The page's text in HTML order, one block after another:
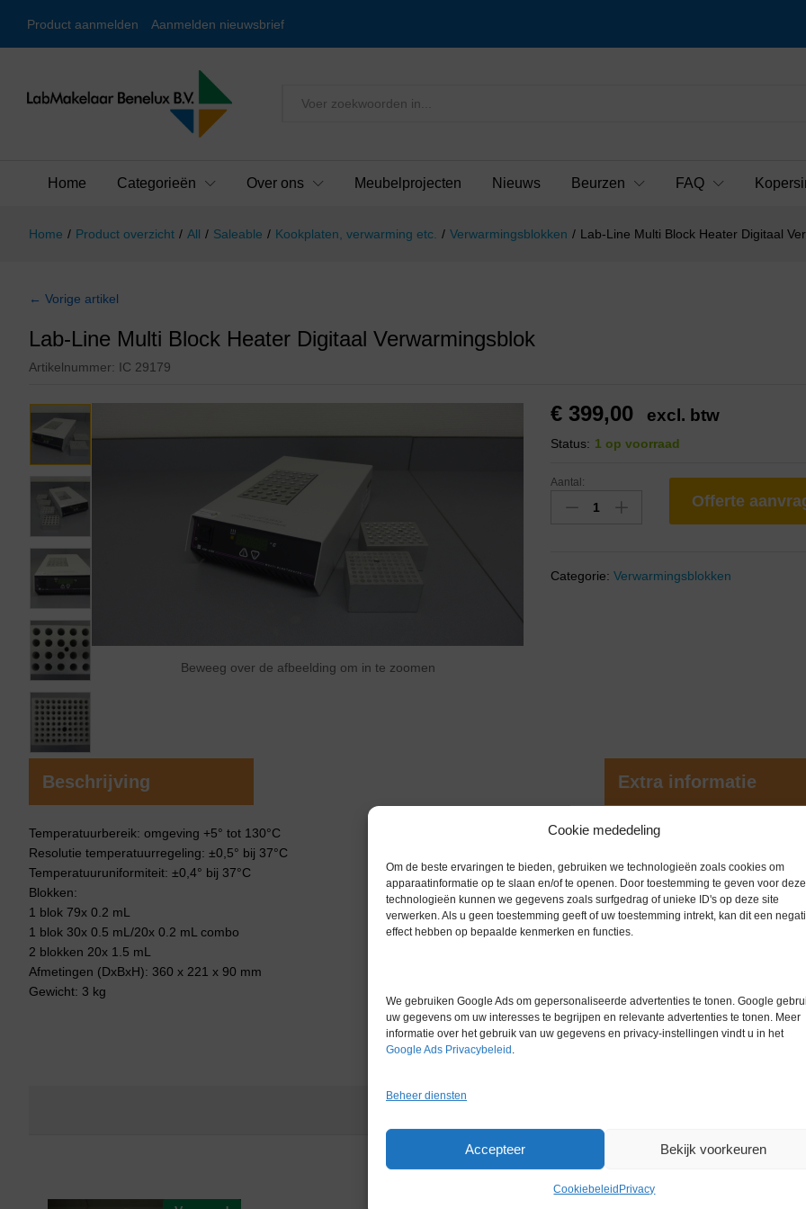
Cookie mededeling
Om de beste ervaringen te bieden, gebruiken we technologieën zoals cookies om
apparaatinformatie op te slaan en/of te openen. Door toestemming te geven voor deze
technologieën kunnen we gegevens zoals surfgedrag of unieke ID's op deze site
verwerken. Als u geen toestemming geeft of uw toestemming intrekt, kan dit een
effect hebben op bepaalde kenmerken en functies.
We gebruiken Google Ads om gepersonaliseerde advertenties te tonen. Google
uw gegevens om uw interesses te begrijpen en relevante advertenties te tonen. Meer
informatie over het gebruik van uw gegevens en privacy-instellingen vindt u in het
Google Ads Privacybeleid
Beheer diensten
Accepteer Bekijk voorkeuren
Cookiebeleid Privacy
Product aanmelden Aanmelden nieuwsbrief
Alles
Home Categorieën Over ons Meubelprojecten Nieuws Beurzen FAQ
Home / Product overzicht / All / Saleable / Kookplaten, verwarming etc. / Verwarmingsblokken / Lab-Line Multi Block Heater Digitaal
← Vorige artikel
Lab-Line Multi Block Heater Digitaal Verwarmingsblok
Artikelnummer: IC 29179
Beweeg over de afbeelding om in te zoomen
€ 399,00 excl. btw
Status: 1 op voorraad
Aantal:
Offerte
Categorie:Verwarmingsblokken
Beschrijving
Temperatuurbereik: omgeving +5° tot 130°C
Resolutie temperatuurregeling: ±0,5° bij 37°C
Temperatuuruniformiteit: ±0,4° bij 37°C
Blokken:
1 blok 79x 0.2 mL
1 blok 30x 0.5 mL/20x 0.2 mL combo
2 blokken 20x 1.5 mL
Afmetingen (DxBxH): 360 x 221 x 90 mm
Gewicht: 3 kg
Extra informatie
Gewicht